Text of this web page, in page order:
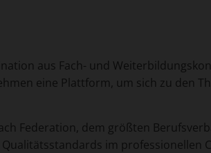
aus Fach- und
eine Plattform, um sich zu den
Federation, dem größten
im professionellen